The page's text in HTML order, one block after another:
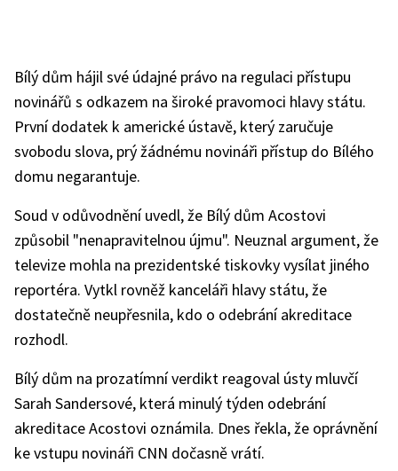
Bílý dům hájil své údajné právo na regulaci přístupu
novinářů s odkazem na široké pravomoci hlavy státu.
První dodatek k americké ústavě, který zaručuje
svobodu slova, prý žádnému novináři přístup do Bílého
domu negarantuje.
Soud v odůvodnění uvedl, že Bílý dům Acostovi
způsobil "nenapravitelnou újmu". Neuznal argument, že
televize mohla na prezidentské tiskovky vysílat jiného
reportéra. Vytkl rovněž kanceláři hlavy státu, že
dostatečně neupřesnila, kdo o odebrání akreditace
rozhodl.
Bílý dům na prozatímní verdikt reagoval ústy mluvčí
Sarah Sandersové, která minulý týden odebrání
akreditace Acostovi oznámila. Dnes řekla, že oprávnění
ke vstupu novináři CNN dočasně vrátí.